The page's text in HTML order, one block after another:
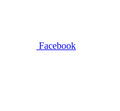
Facebook